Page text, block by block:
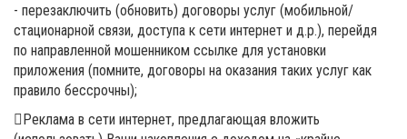
- перезаключить (обновить) договоры услуг (мобильной/
стационарной связи, доступа к сети интернет и д.р.), перейдя
по направленной мошенником ссылке для установки
приложения (помните, договоры на оказания таких услуг как
правило бессрочны);
Реклама в сети интернет, предлагающая вложить